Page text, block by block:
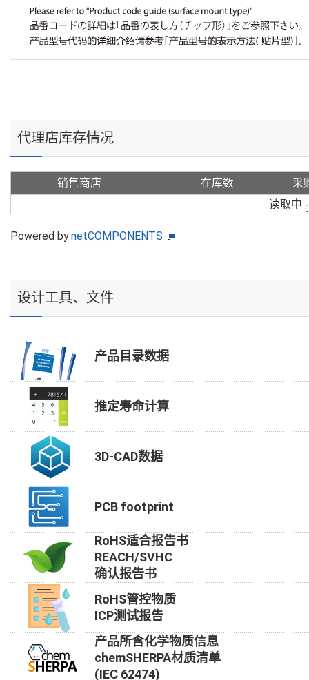
代理店库存情况
销售商店 在库数
采
读取中
Powered bynetCOMPONENTS
设计工具、文件
产品目录数据
推定寿命计算
3D-CAD数据
PCB footprint
RoHS适合报告书
REACH/SVHC
确认报告书
RoHS管控物质
ICP测试报告
产品所含化学物质信息
chemSHERPA材质清单
(IEC 62474)